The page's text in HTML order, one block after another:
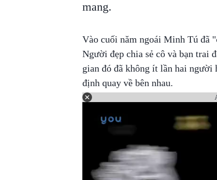
mang.
Vào cuối năm ngoái Minh Tú đã
Người đẹp chia sẻ cô và bạn trai
gian đó đã không ít lần hai người
định quay về bên nhau.